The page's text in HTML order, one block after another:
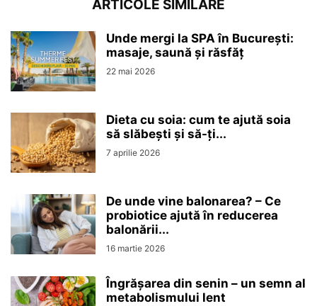
ARTICOLE SIMILARE
Unde mergi la SPA în București:
masaje, saună și răsfăț
22 mai 2026
Dieta cu soia: cum te ajută soia
să slăbești și să-ți...
7 aprilie 2026
De unde vine balonarea? – Ce
probiotice ajută în reducerea
balonării...
16 martie 2026
Îngrășarea din senin – un semn al
metabolismului lent